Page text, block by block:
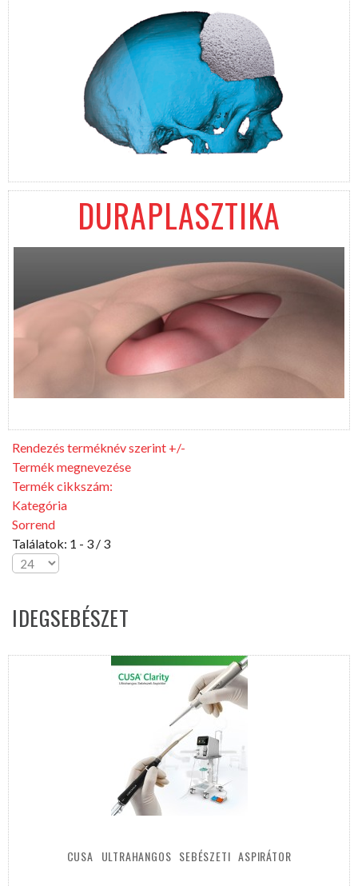
DURAPLASZTIKA
Rendezés terméknév szerint +/-
Termék megnevezése
Termék cikkszám:
Kategória
Sorrend
Találatok: 1 - 3 / 3
IDEGSEBÉSZET
CUSA ULTRAHANGOS SEBÉSZETI ASPIRÁTOR